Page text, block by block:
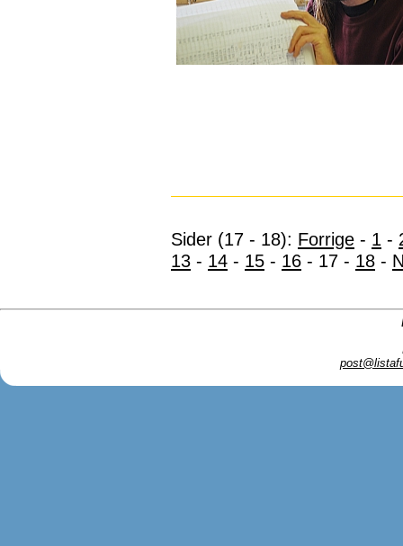
Sider (17 - 18): Forrige - 1 -
13 - 14 - 15 - 16 - 17 - 18 -